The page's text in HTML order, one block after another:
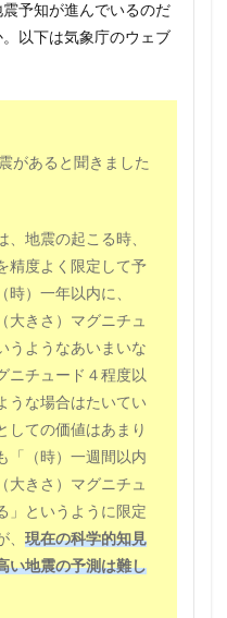
予知が進んでいるのだ
以下は気象庁のウェブ
があると聞きました
地震の起こる時、
精度よく限定して予
）一年以内に、
大きさ）マグニチュ
うようなあいまいな
ニチュード４程度以
うな場合はたいてい
しての価値はあまり
「（時）一週間以内
大きさ）マグニチュ
」というように限定
現在の科学的知見
い地震の予測は難し